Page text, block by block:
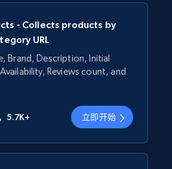
- Collects products by
URL
Brand, Description, Initial
Reviews count, and
5.7K+ 立即开始